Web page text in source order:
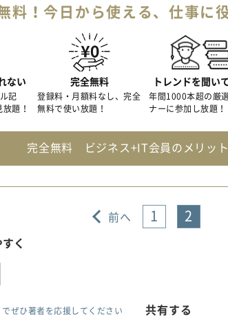
料！今日から使える、仕事に
ない
記
題！
完全無料
登録料・月額料なし、完全
無料で使い放題！
トレンドを聞い
年間1000本超の厳
ナーに参加し放題！
完全無料 ビジネス+IT会員のメリッ
前へ 1 2
く
ぜひ著者を応援してください
共有する